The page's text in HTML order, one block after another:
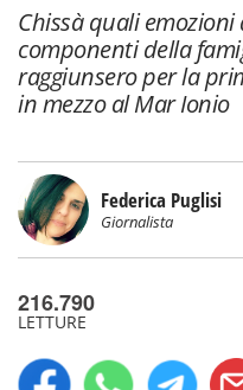
Chissà quali
componenti della
raggiunsero per la
in mezzo al Mar Ionio
Federica Puglisi
Giornalista
216.790
LETTURE